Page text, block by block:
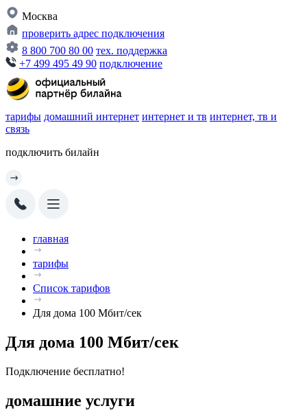
Москва
проверить адрес подключения
8 800 700 80 00 тех. поддержка
+7 499 495 49 90 подключение
тарифы домашний интернет интернет и тв интернет, тв и
связь
подключить билайн
главная
тарифы
Список тарифов
Для дома 100 Мбит/сек
Для дома 100 Мбит/сек
Подключение бесплатно!
домашние услуги